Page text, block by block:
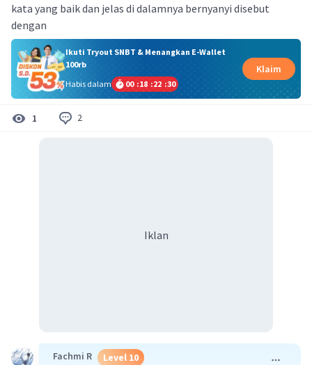
kata yang baik dan jelas di dalamnya bernyanyi disebut
dengan
Ikuti Tryout SNBT & Menangkan E-Wallet
100rb
Habis dalam
00 :18 :22 :29
Klaim
1 2
Iklan
Fachmi R Level 10